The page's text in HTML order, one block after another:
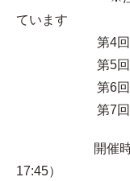
ています
第4回 10
第5回 11
第6回 12
第7回 1
開催時間：全
17:45）